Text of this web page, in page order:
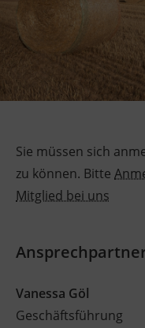
Sie müssen sich
zu können. Bitte
Mitglied bei uns
Vanessa Göl
Geschäftsführung